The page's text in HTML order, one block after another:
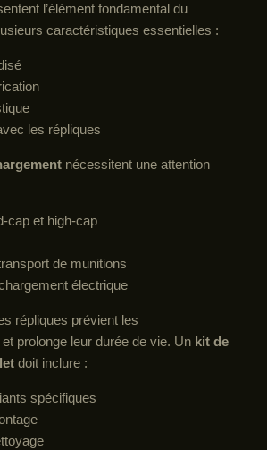
l’élément fondamental du
caractéristiques essentielles :
les répliques
nécessitent une attention
cap et high-cap
de munitions
électrique
répliques prévient les
prolonge leur durée de vie. Un kit de
doit inclure :
spécifiques